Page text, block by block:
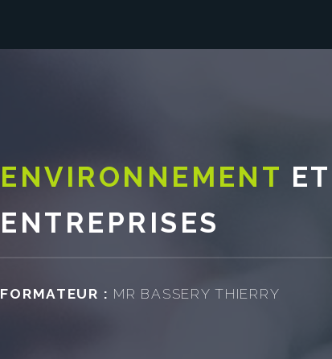
ENVIRONNEMENT
ENTREPRISES
FORMATEUR : MR BASSERY THIERRY